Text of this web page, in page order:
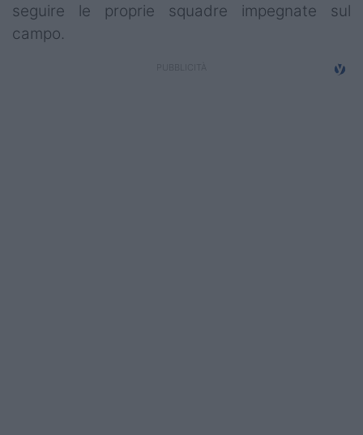
seguire le proprie squadre impegnate sul
campo.